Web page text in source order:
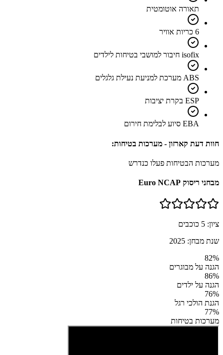
תאורה אוטומטית
6 כריות אוויר
isofix חיבור למושבי בטיחות לילדים
ABS מערכת למניעת נעילת גלגלים
ESP בקרת יציבות
EBA סיוע לבלימת חירום
חוות דעת קארזון - מערכות בטיחות:
מערכות הבטיחות פעלו כנדרש
מבחני ריסוק Euro NCAP
ציון: 5 כוכבים
שנת מבחן: 2025
82%
הגנה על מבוגרים
86%
הגנה על ילדים
76%
הגנת הולכי רגל
77%
מערכות בטיחות